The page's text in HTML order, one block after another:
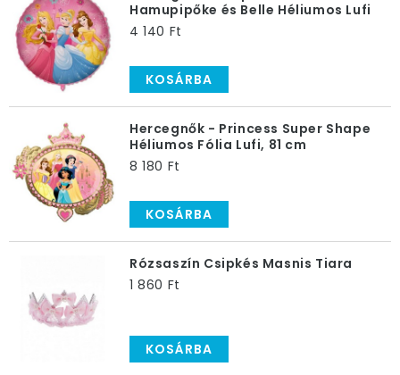
Fűzzetek gyöngyöt, öltöztessetek babákat, sőt, ha már
elég nagyok a lányok, akár sminkelhettek is közösen,
persze csak mértékkel! Ha pedig ottalvós bulira hívtad
őket, akkor elalvás előtt mindenképpen egy hercegnős
mesével zárjátok a napot. Hidd el, ez sokáig
Hamupipőke és Belle Héliumos Lufi
4 140 Ft
KOSÁRBA
Hercegnők - Princess Super Shape
Héliumos Fólia Lufi, 81 cm
8 180 Ft
KOSÁRBA
Rózsaszín Csipkés Masnis Tiara
1 860 Ft
KOSÁRBA